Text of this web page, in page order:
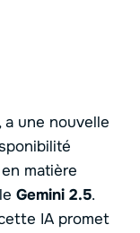
une nouvelle
matière
Gemini 2.5.
IA promet